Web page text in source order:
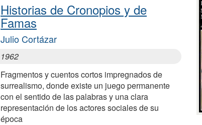
Historias de Cronopios y de
Famas
Julio Cortázar
1962
Fragmentos y cuentos cortos impregnados de
surrealismo, donde existe un juego permanente
con el sentido de las palabras y una clara
representación de los actores sociales de su
época